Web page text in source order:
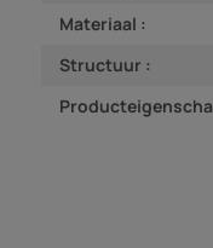
Materiaal :
Structuur :